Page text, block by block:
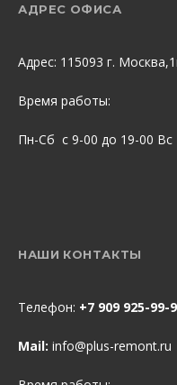
АДРЕС ОФИСА
Адрес: 115093 г.
Время работы:
Пн-Сб с 9-00 до 19-00
НАШИ КОНТАКТЫ
Телефон: +7 909 925-99-
Mail: info@plus-remont.ru